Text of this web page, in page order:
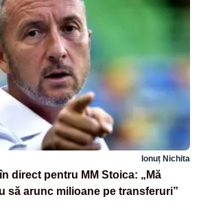
Ionuț Nichita
direct pentru MM Stoica: „Mă
să arunc milioane pe transferuri”